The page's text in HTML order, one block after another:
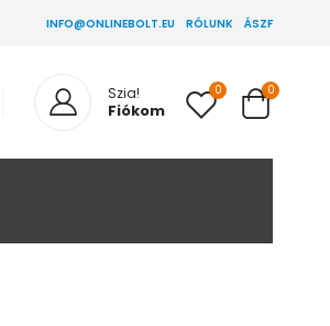
INFO@ONLINEBOLT.EU RÓLUNK ÁSZF
Szia!
Fiókom
0 0